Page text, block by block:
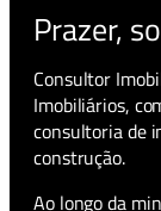
Prazer,
Consultor
Imobiliários,
consultoria de
construção.
Ao longo da